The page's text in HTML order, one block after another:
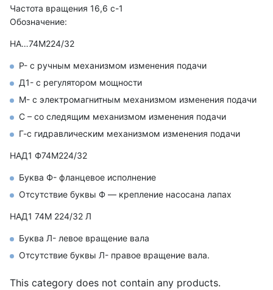
Частота вращения 16,6 с-1
Обозначение:
НА…74М224/32
Р- с ручным механизмом изменения подачи
Д1- с регулятором мощности
М- с электромагнитным механизмом изменения подачи
С – со следящим механизмом изменения подачи
Г-с гидравлическим механизмом изменения подачи
НАД1 Ф74М224/32
Буква Ф- фланцевое исполнение
Отсутствие буквы Ф ― крепление насосана лапах
НАД1 74М 224/32 Л
Буква Л- левое вращение вала
Отсутствие буквы Л- правое вращение вала.
This category does not contain any products.